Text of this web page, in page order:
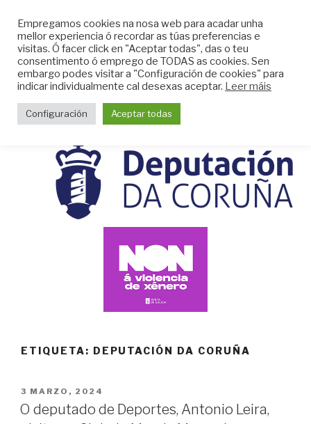
content
CLUB DO MAR DE
MUGARDOS
Web do Club do Mar de Mugardos
ETIQUETA: DEPUTACIÓN DA CORUÑA
POSTED
ON
3 MARZO, 2024
O deputado de Deportes, Antonio Leira,
Empregamos cookies na nosa web para acadar unha
mellor experiencia ó recordar as túas preferencias e
visitas. Ó facer click en "Aceptar todas", das o teu
consentimento ó emprego de TODAS as cookies. Sen
embargo podes visitar a "Configuración de cookies" para
indicar individualmente cal desexas aceptar. Leer máis
Configuración Aceptar todas